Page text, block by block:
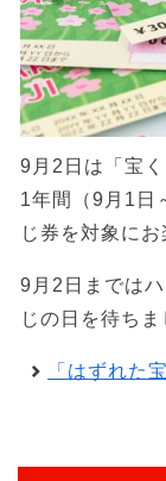
9月2日は「宝
1年間（9月1日
じ券を対象に
9月2日までは
じの日を待ちま
「はずれた